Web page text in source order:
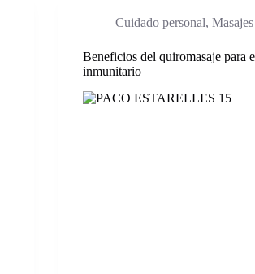
Cuidado personal,Masajes
Beneficios del quiromasaje para
inmunitario